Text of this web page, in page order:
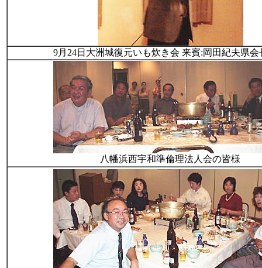
9月24日大洲城復元いも炊き会 来賓:岡田紀夫県会
八幡浜西宇和準倫理法人会の皆様